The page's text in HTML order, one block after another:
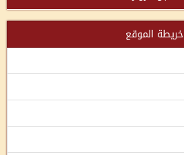
خريطة الموقع